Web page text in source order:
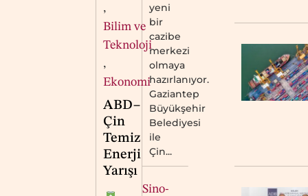
,
Bilim ve
Teknoloji
,
Ekonomi
ABD–
Çin
Temiz
Enerji
Yarışı
yeni
bir
cazibe
merkezi
olmaya
hazırlanıyor.
Gaziantep
Büyükşehir
Belediyesi
ile
Çin...
Sino-